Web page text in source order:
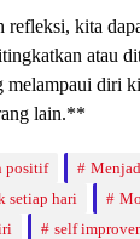
refleksi, kita
atau
melampaui diri
lain.**
positif
setiap hari
self